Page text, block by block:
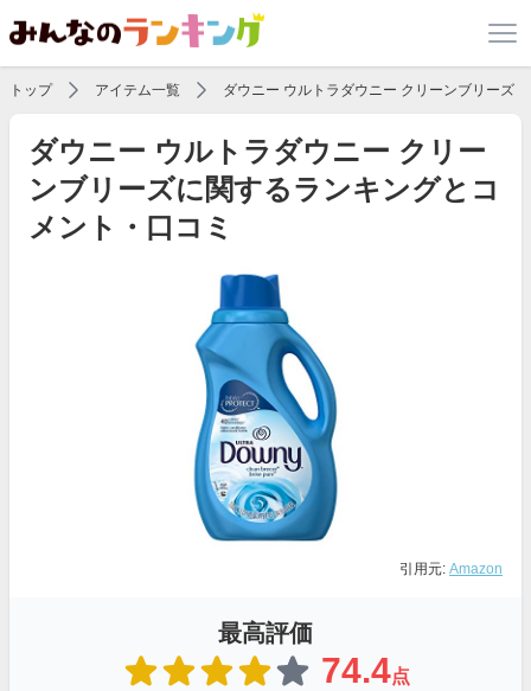
トップ アイテム一覧 ダウニー ウルトラダウニー クリーンブリーズ
ダウニー ウルトラダウニー クリー
ンブリーズに関するランキングとコ
メント・口コミ
引用元: Amazon
最高評価
74.4点